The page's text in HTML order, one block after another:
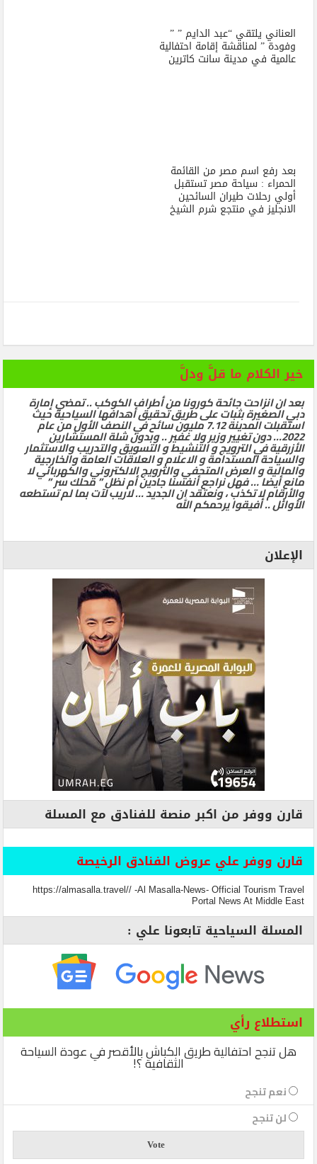
العناني يلتقي “عبد الدايم ” ”
وفودة ” لمناقشة إقامة احتفالية
عالمية في مدينة سانت كاترين
بعد رفع اسم مصر من القائمة
الحمراء : سياحة مصر تستقبل
أولي رحلات طيران السائحين
الانجليز في منتجع شرم الشيخ
خير الكلام ما قلَّ ودلَّ
بعد ان انزاحت جائحة كورونا من أطراف الكوكب .. تمضي إمارة
دبي الصغيرة بثبات على طريق تحقيق أهدافها السياحية حيث
استقبلت المدينة 7.12 مليون سائح في النصف الأول من عام
2022… دون تغيير وزير ولا غفير .. وبدون شلة المستشارين
الأزرقية في الترويج و التنشيط و التسويق والتدريب والاستثمار
والسياحة المستدامة و الاعلام و العلاقات العامة والخارجية
والمالية و العرض المتحفي والترويج الالكتروني والكهربائي لا
مانع أيضا … فهل نراجع أنفسنا جادين أم نظل ” محلك سر ”
والأرقام لا تكذب ، ونعتقد ان الجديد … لاريب لآت بما لم تستطعه
الأوائل .. أفيقوا يرحمكم الله
الإعلان
قارن ووفر من اكبر منصة للفنادق مع المسلة
قارن ووفر علي عروض الفنادق الرخيصة
https://almasalla.travel// -Al Masalla-News- Official Tourism Travel
Portal News At Middle East
المسلة السياحية تابعونا علي :
استطلاع رأي
هل تنجح احتفالية طريق الكباش بالأقصر في عودة السياحة
الثقافية ؟!
نعم تنجح
لن تنجح